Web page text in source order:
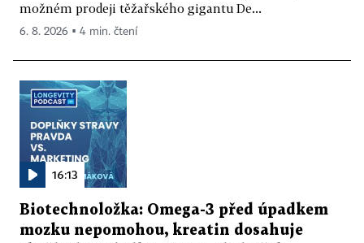
možném prodeji těžařského gigantu De...
6. 8. 2026 ▪ 4 min. čtení
16:13
Biotechnoložka: Omega-3 před úpadkem
mozku nepomohou, kreatin dosahuje